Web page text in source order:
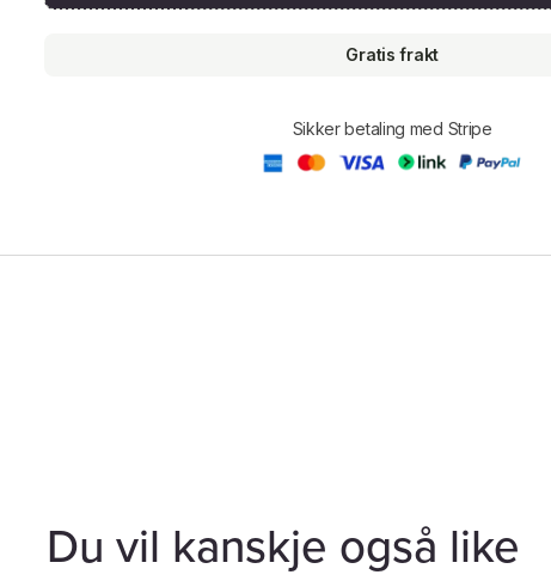
Gratis frakt
Sikker betaling med Stripe
Du vil kanskje også like